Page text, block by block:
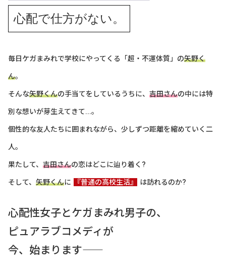
心配で仕方がない。
毎日ケガまみれで学校にやってくる「超・不運体質」の矢野く
ん。
そんな矢野くんの手当てをしているうちに、 吉田さんの中には特
別な想いが芽生えてきて...。
個性的な友人たちに囲まれながら、少しずつ距離を縮めていく二
人。
果たして、 吉田さんの恋はどこに辿り着く?
そして、 矢野くんに 『普通の高校生活』 は訪れるのか?
心配性女子とケガまみれ男子の、
ピュアラブコメディが
今、始まります――